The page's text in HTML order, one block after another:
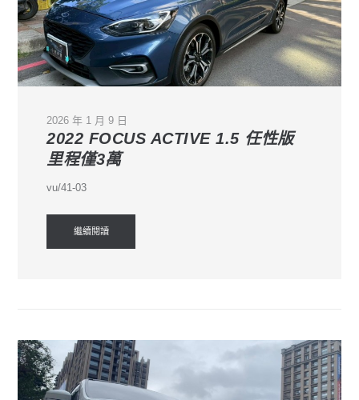
2026 年 1 月 9 日
2022 FOCUS ACTIVE 1.5 任性版
里程僅3萬
vu/41-03
繼續閱讀